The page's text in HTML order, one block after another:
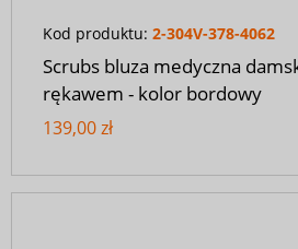
Kod produktu: 2-304V-378-4062
Scrubs bluza medyczna
rękawem - kolor bordowy
139,00 zł